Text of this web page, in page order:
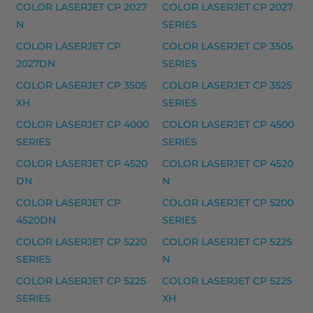
Yhteensopivat tulostimet
HP 207A laserkasetti musteet
HP 207A laserkasetti, keltainen – tarvike, premium
HP 207A laserkasetti, musta – tarvike, premium
HP 207A laserkasetti, syaani – tarvike, premium
Yhteensopivat tulostimet
COLOR LASERJET PRO M 255 NW, COLOR
HP musteet
HP 21 mustekasetti, musta – tarvike, premium
HP 22 mustekasetti, kolmivärinen – tarvike, premium
COLOR LASERJET CP 2027
N
COLOR LASERJET CP 2027
SERIES
COLOR LASERJET CP
2027DN
COLOR LASERJET CP 3505
SERIES
COLOR LASERJET CP 3505
XH
COLOR LASERJET CP 3525
SERIES
COLOR LASERJET CP 4000
SERIES
COLOR LASERJET CP 4500
SERIES
COLOR LASERJET CP 4520
DN
COLOR LASERJET CP 4520
N
COLOR LASERJET CP
4520DN
COLOR LASERJET CP 5200
SERIES
COLOR LASERJET CP 5220
SERIES
COLOR LASERJET CP 5225
N
COLOR LASERJET CP 5225
SERIES
COLOR LASERJET CP 5225
XH